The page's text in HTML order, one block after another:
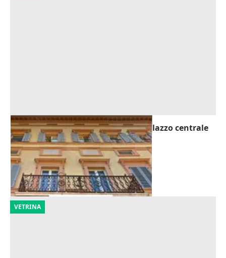
Asta Due cantinette interrate in palazzo centrale
Foligno (Perugia)
Offerta minima
2.657 €
28/10/2026
VETRINA